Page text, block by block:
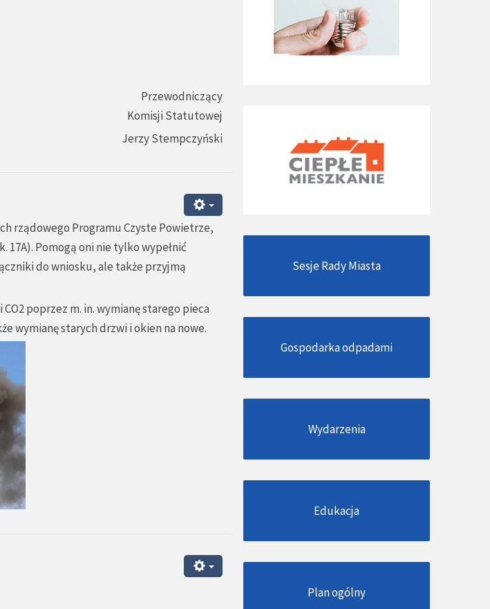
Przewodniczący
Komisji Statutowej
Jerzy Stempczyński
rządowego Programu Czyste Powietrze,
17A). Pomogą oni nie tylko wypełnić
do wniosku, ale także przyjmą
poprzez m. in. wymianę starego pieca
wymianę starych drzwi i okien na nowe.
Sesje Rady Miasta
Gospodarka odpadami
Wydarzenia
Edukacja
Plan ogólny